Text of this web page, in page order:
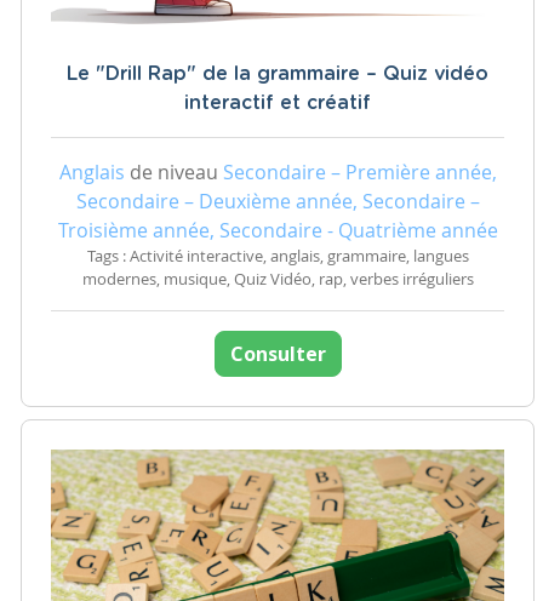
Le "Drill Rap" de la grammaire – Quiz vidéo
interactif et créatif
Anglais de niveau Secondaire – Première année,
Secondaire – Deuxième année, Secondaire –
Troisième année, Secondaire - Quatrième année
Tags : Activité interactive, anglais, grammaire, langues
modernes, musique, Quiz Vidéo, rap, verbes irréguliers
Consulter